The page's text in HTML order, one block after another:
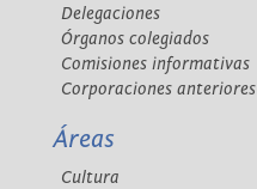
Delegaciones
Órganos colegiados
Comisiones informativas
Corporaciones anteriores
Áreas
Cultura